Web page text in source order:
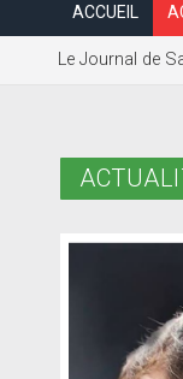
ACCUEIL
Le Journal de